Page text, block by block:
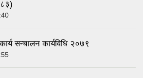
सन्चालन कार्यविधि २०७९